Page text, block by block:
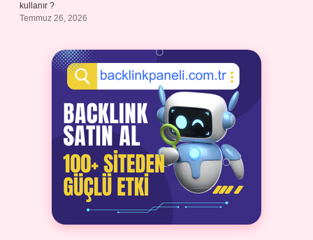
kullanır ?
Temmuz 26, 2026